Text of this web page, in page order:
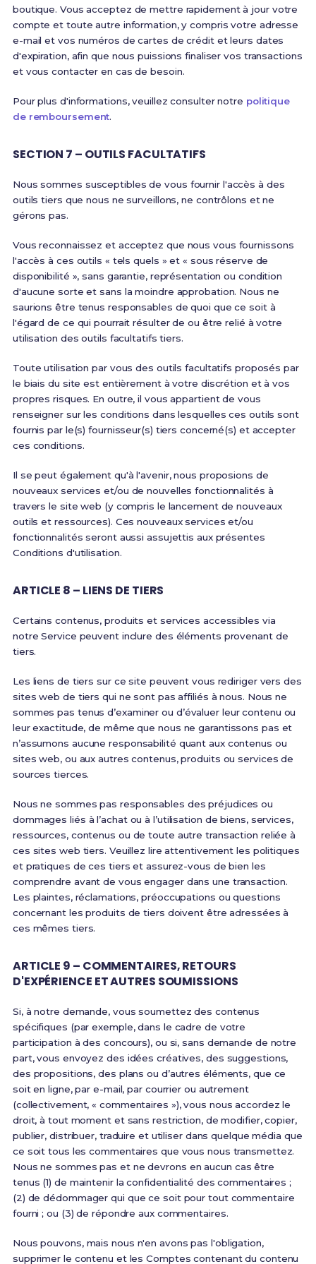
boutique. Vous acceptez de mettre rapidement à jour votre
compte et toute autre information, y compris votre adresse
e-mail et vos numéros de cartes de crédit et leurs dates
d'expiration, afin que nous puissions finaliser vos transactions
et vous contacter en cas de besoin.
Pour plus d'informations, veuillez consulter notre politique
de remboursement.
SECTION 7 – OUTILS FACULTATIFS
Nous sommes susceptibles de vous fournir l'accès à des
outils tiers que nous ne surveillons, ne contrôlons et ne
gérons pas.
Vous reconnaissez et acceptez que nous vous fournissons
l'accès à ces outils « tels quels » et « sous réserve de
disponibilité », sans garantie, représentation ou condition
d'aucune sorte et sans la moindre approbation. Nous ne
saurions être tenus responsables de quoi que ce soit à
l'égard de ce qui pourrait résulter de ou être relié à votre
utilisation des outils facultatifs tiers.
Toute utilisation par vous des outils facultatifs proposés par
le biais du site est entièrement à votre discrétion et à vos
propres risques. En outre, il vous appartient de vous
renseigner sur les conditions dans lesquelles ces outils sont
fournis par le(s) fournisseur(s) tiers concerné(s) et accepter
ces conditions.
Il se peut également qu'à l'avenir, nous proposions de
nouveaux services et/ou de nouvelles fonctionnalités à
travers le site web (y compris le lancement de nouveaux
outils et ressources). Ces nouveaux services et/ou
fonctionnalités seront aussi assujettis aux présentes
Conditions d'utilisation.
ARTICLE 8 – LIENS DE TIERS
Certains contenus, produits et services accessibles via
notre Service peuvent inclure des éléments provenant de
tiers.
Les liens de tiers sur ce site peuvent vous rediriger vers des
sites web de tiers qui ne sont pas affiliés à nous. Nous ne
sommes pas tenus d’examiner ou d’évaluer leur contenu ou
leur exactitude, de même que nous ne garantissons pas et
n’assumons aucune responsabilité quant aux contenus ou
sites web, ou aux autres contenus, produits ou services de
sources tierces.
Nous ne sommes pas responsables des préjudices ou
dommages liés à l’achat ou à l’utilisation de biens, services,
ressources, contenus ou de toute autre transaction reliée à
ces sites web tiers. Veuillez lire attentivement les politiques
et pratiques de ces tiers et assurez-vous de bien les
comprendre avant de vous engager dans une transaction.
Les plaintes, réclamations, préoccupations ou questions
concernant les produits de tiers doivent être adressées à
ces mêmes tiers.
ARTICLE 9 – COMMENTAIRES, RETOURS
D'EXPÉRIENCE ET AUTRES SOUMISSIONS
Si, à notre demande, vous soumettez des contenus
spécifiques (par exemple, dans le cadre de votre
participation à des concours), ou si, sans demande de notre
part, vous envoyez des idées créatives, des suggestions,
des propositions, des plans ou d’autres éléments, que ce
soit en ligne, par e-mail, par courrier ou autrement
(collectivement, « commentaires »), vous nous accordez le
droit, à tout moment et sans restriction, de modifier, copier,
publier, distribuer, traduire et utiliser dans quelque média que
ce soit tous les commentaires que vous nous transmettez.
Nous ne sommes pas et ne devrons en aucun cas être
tenus (1) de maintenir la confidentialité des commentaires ;
(2) de dédommager qui que ce soit pour tout commentaire
fourni ; ou (3) de répondre aux commentaires.
Nous pouvons, mais nous n'en avons pas l'obligation,
supprimer le contenu et les Comptes contenant du contenu